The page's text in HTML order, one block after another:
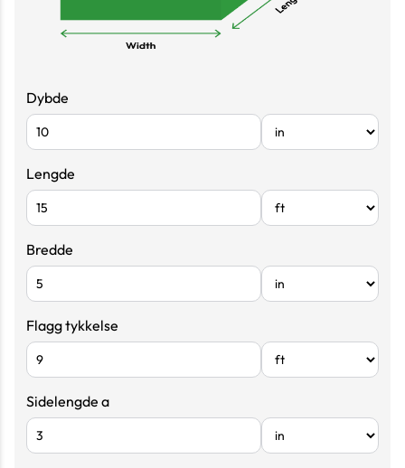
Dybde
Lengde
Bredde
Flagg tykkelse
Sidelengde a